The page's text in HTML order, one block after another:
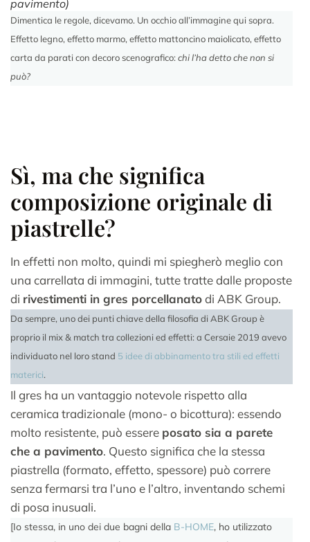
pavimento)
Dimentica le regole, dicevamo. Un occhio all’immagine qui sopra.
Effetto legno, effetto marmo, effetto mattoncino maiolicato, effetto
carta da parati con decoro scenografico: chi l’ha detto che non si
può?
Sì, ma che significa
composizione originale di
piastrelle?
In effetti non molto, quindi mi spiegherò meglio con
una carrellata di immagini, tutte tratte dalle proposte
di rivestimenti in gres porcellanatodi ABK Group.
Da sempre, uno dei punti chiave della filosofia di ABK Group è
proprio il mix & match tra collezioni ed effetti: a Cersaie 2019 avevo
individuato nel loro stand 5 idee di abbinamento tra stili ed effetti
materici.
Il gres ha un vantaggio notevole rispetto alla
ceramica tradizionale (mono- o bicottura): essendo
molto resistente, può essere posato sia a parete
che a pavimento. Questo significa che la stessa
piastrella (formato, effetto, spessore) può correre
senza fermarsi tra l’uno e l’altro, inventando schemi
di posa inusuali.
[Io stessa, in uno dei due bagni della B-HOME, ho utilizzato